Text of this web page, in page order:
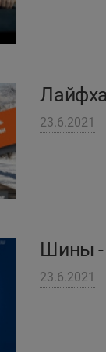
23.6.2021
Шины -
23.6.2021